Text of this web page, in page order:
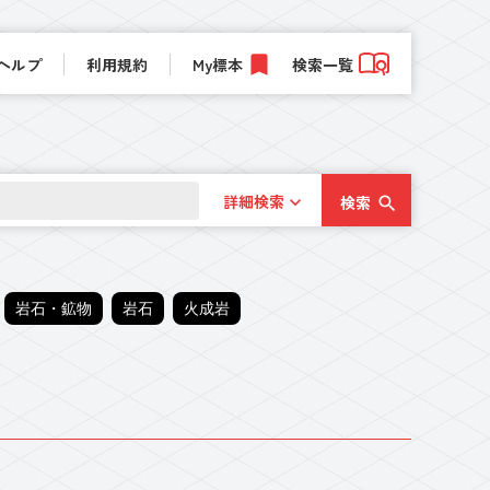
ルプ 利用規約 My標本 検索一覧
詳細検索 検索
岩石・鉱物 岩石 火成岩